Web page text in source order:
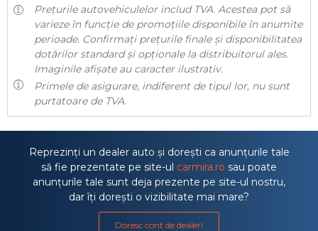
Prețurile autovehiculelor includ TVA. Acestea pot să
varieze în funcție de promoțiile disponibile în anumite
perioade. Confirmați prețurile finale și disponibilitatea
dotărilor standard și opționale la distribuitorul ales.
Imaginile afișate au caracter ilustrativ.
Primele de asigurare, indiferent de tipul lor, nu sunt
purtatoare de TVA.
Reprezinți un dealer auto și dorești ca anunțurile tale
să fie prezentate pe site-ul carmira.ro sau poate
anunțurile tale sunt deja prezente pe site-ul nostru,
dar îți dorești o vizibilitate mai mare?
Doresc cont de dealer!